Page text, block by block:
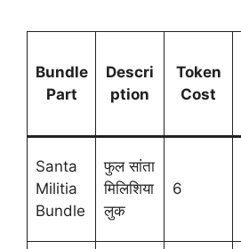
Bundle
Part
Descri
ption
Token
Cost
Santa
Militia
Bundle
फुल सांता
मिलिशिया
लुक
6